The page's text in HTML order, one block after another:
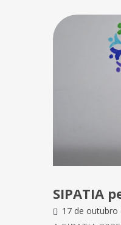
SIPATIA
17 de outubro